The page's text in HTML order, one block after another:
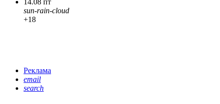
14.08 пт
sun-rain-cloud
+18
Реклама
email
search